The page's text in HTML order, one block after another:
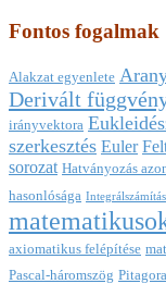
Fontos fogalmak
Alakzat egyenlete
Derivált
irányvektora
szerkesztés Euler
sorozat Hatványozás
hasonlósága Integrálszámítás
axiomatikus felépítése
Pascal-háromszög